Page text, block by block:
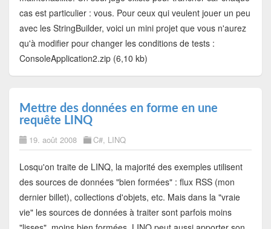
cas est particulier : vous. Pour ceux qui veulent jouer un peu
avec les StringBuilder, voici un mini projet que vous n'aurez
qu'à modifier pour changer les conditions de tests :
ConsoleApplication2.zip (6,10 kb)
Mettre des données en forme en une
requête LINQ
19. août 2008 C#, LINQ
Losqu'on traite de LINQ, la majorité des exemples utilisent
des sources de données "bien formées" : flux RSS (mon
dernier billet), collections d'objets, etc. Mais dans la "vraie
vie" les sources de données à traiter sont parfois moins